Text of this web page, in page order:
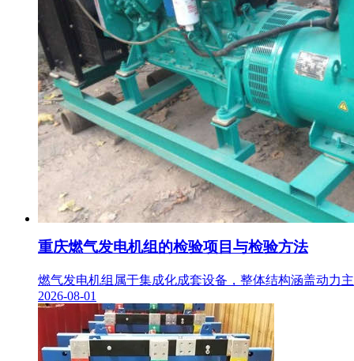
重庆燃气发电机组的检验项目与检验方法
燃气发电机组属于集成化成套设备，整体结构涵盖动力
2026-08-01